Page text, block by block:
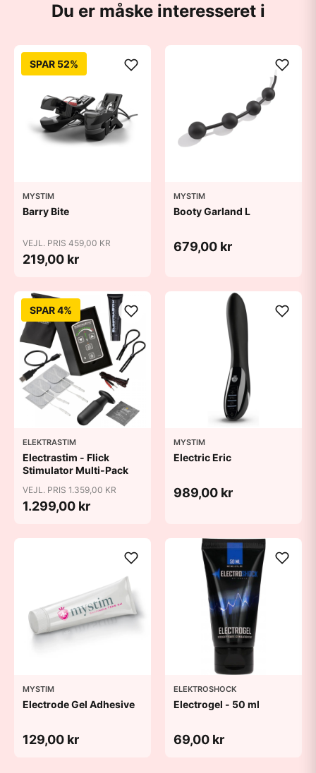
Du er måske interesseret i
SPAR 52%
MYSTIM
Barry Bite
VEJL. PRIS 459,00 KR
219,00 kr
MYSTIM
Booty Garland L
679,00 kr
SPAR 4%
ELEKTRASTIM
Electrastim - Flick
Stimulator Multi-Pack
VEJL. PRIS 1.359,00 KR
1.299,00 kr
MYSTIM
Electric Eric
989,00 kr
MYSTIM
Electrode Gel Adhesive
129,00 kr
ELEKTROSHOCK
Electrogel - 50 ml
69,00 kr